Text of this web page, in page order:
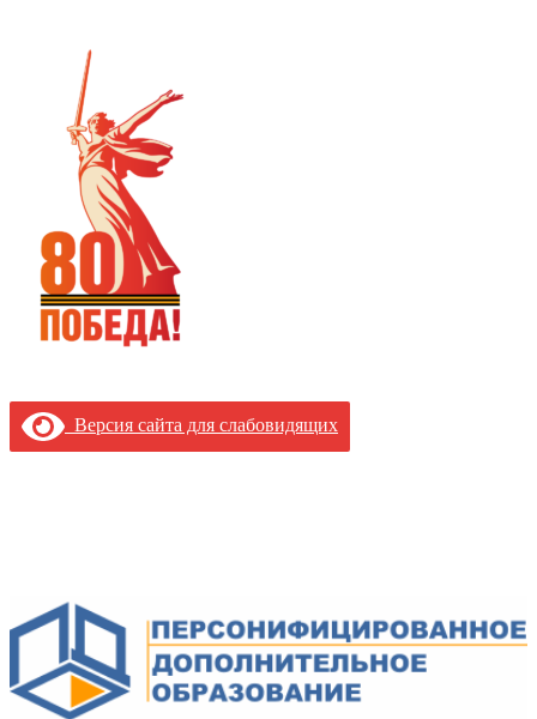
Версия сайта для слабовидящих